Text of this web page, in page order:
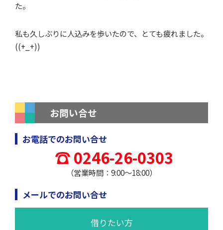
た。
私も久しぶりに人込みを歩いたので、とても疲れました。
((+_+))
お問い合せ
お電話でのお問い合せ
0246-26-0303
（営業時間：9:00～18:00）
メールでのお問い合せ
借りたい方